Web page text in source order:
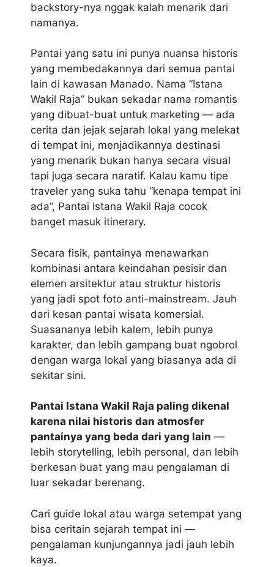
backstory-nya nggak kalah menarik dari
namanya.
Pantai yang satu ini punya nuansa historis
yang membedakannya dari semua pantai
lain di kawasan Manado. Nama “Istana
Wakil Raja” bukan sekadar nama romantis
yang dibuat-buat untuk marketing — ada
cerita dan jejak sejarah lokal yang melekat
di tempat ini, menjadikannya destinasi
yang menarik bukan hanya secara visual
tapi juga secara naratif. Kalau kamu tipe
traveler yang suka tahu “kenapa tempat ini
ada”, Pantai Istana Wakil Raja cocok
banget masuk itinerary.
Secara fisik, pantainya menawarkan
kombinasi antara keindahan pesisir dan
elemen arsitektur atau struktur historis
yang jadi spot foto anti-mainstream. Jauh
dari kesan pantai wisata komersial.
Suasananya lebih kalem, lebih punya
karakter, dan lebih gampang buat ngobrol
dengan warga lokal yang biasanya ada di
sekitar sini.
Pantai Istana Wakil Raja paling dikenal
karena nilai historis dan atmosfer
pantainya yang beda dari yang lain —
lebih storytelling, lebih personal, dan lebih
berkesan buat yang mau pengalaman di
luar sekadar berenang.
Cari guide lokal atau warga setempat yang
bisa ceritain sejarah tempat ini —
pengalaman kunjungannya jadi jauh lebih
kaya.